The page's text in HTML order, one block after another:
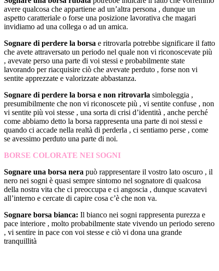
avere qualcosa che appartiene ad un’altra persona , dunque un
aspetto caratteriale o forse una posizione lavorativa che magari
invidiamo ad una collega o ad un amica.
Sognare di perdere la borsa e ritrovarla potrebbe significare il fatto
che avete attraversato un periodo nel quale non vi riconoscevate più
, avevate perso una parte di voi stessi e probabilmente state
lavorando per riacquisire ciò che avevate perduto , forse non vi
sentite apprezzate e valorizzate abbastanza.
Sognare di perdere la borsa e non ritrovarla simboleggia ,
presumibilmente che non vi riconoscete più , vi sentite confuse , non
vi sentite più voi stesse , una sorta di crisi d’identità , anche perché
come abbiamo detto la borsa rappresenta una parte di noi stessi e
quando ci accade nella realtà di perderla , ci sentiamo perse , come
se avessimo perduto una parte di noi.
BORSE COLORATE NEI SOGNI
Sognare una borsa nera può rappresentare il vostro lato oscuro , il
nero nei sogni è quasi sempre sintomo nel sognatore di qualcosa
della nostra vita che ci preoccupa e ci angoscia , dunque scavatevi
all’interno e cercate di capire cosa c’è che non va.
Sognare borsa bianca: Il bianco nei sogni rappresenta purezza e
pace interiore , molto probabilmente state vivendo un periodo sereno
, vi sentire in pace con voi stesse e ciò vi dona una grande
tranquillità